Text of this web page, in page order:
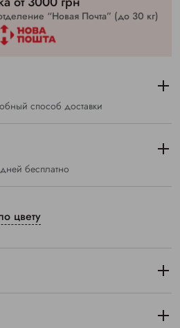
“Новая Почта” (до 30 кг)
способ доставки
бесплатно
цвету